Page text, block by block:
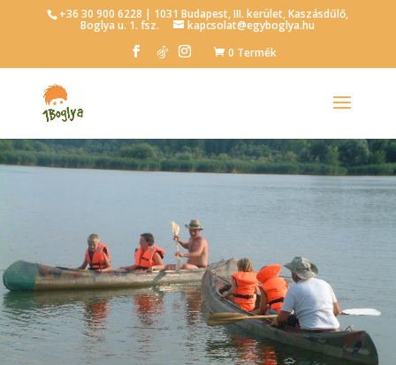
+36 30 900 6228 | 1031 Budapest, III. kerület, Kaszásdűlő,
Boglya u. 1. fsz.
kapcsolat@egyboglya.hu
0 Termék